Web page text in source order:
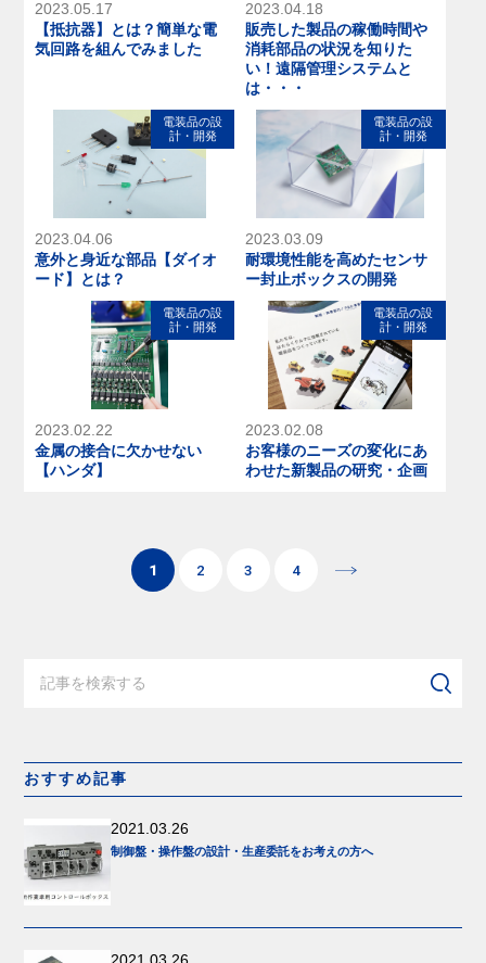
2023.05.17
【抵抗器】とは？簡単な電
気回路を組んでみました
2023.04.18
販売した製品の稼働時間や
消耗部品の状況を知りた
い！遠隔管理システムと
は・・・
2023.04.06
意外と身近な部品【ダイオ
ード】とは？
電装品の設
計・開発
2023.03.09
耐環境性能を高めたセンサ
ー封止ボックスの開発
電装品の設
計・開発
2023.02.22
金属の接合に欠かせない
【ハンダ】
電装品の設
計・開発
2023.02.08
お客様のニーズの変化にあ
わせた新製品の研究・企画
電装品の設
計・開発
1 2 3 4
おすすめ記事
2021.03.26
制御盤・操作盤の設計・生産委託をお考えの方へ